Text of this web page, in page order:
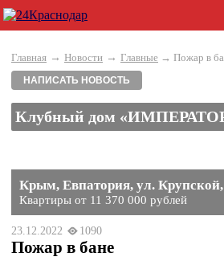
Главная → Новости → Главные → Пожар в
НАПИСАТЬ НОВОСТЬ
Клубный дом
Крым, Евпатория, ул.
Квартиры от 11 370 000 рублей
23.12.2022 1090
Пожар в бане